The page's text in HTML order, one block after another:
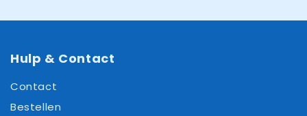
Hulp & Contact
Contact
Bestellen